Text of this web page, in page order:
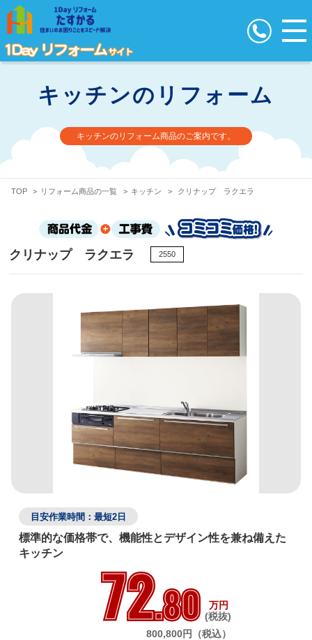
キッチンのリフォーム
キッチンのリフォーム商品のご案内です。
TOP > リフォーム商品の一覧 > キッチン > クリナップ ラクエラ
クリナップ ラクエラ 2550
目安作業時間：最短2日
標準的な価格帯で、機能性とデザイン性を兼ね備えた
キッチン
72.80
万円
(税抜)
800,800円（税込）